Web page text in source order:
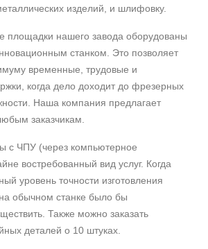
изделий, и шлифовку.
площадки нашего завода оборудованы
станком. Это позволяет
временные, трудовые и
когда дело доходит до фрезерных
Наша компания предлагает
заказчикам.
с ЧПУ (через компьютерное
востребованный вид услуг. Когда
уровень точности изготовления
обычном станке было бы
Также можно заказать
деталей о 10 штуках.